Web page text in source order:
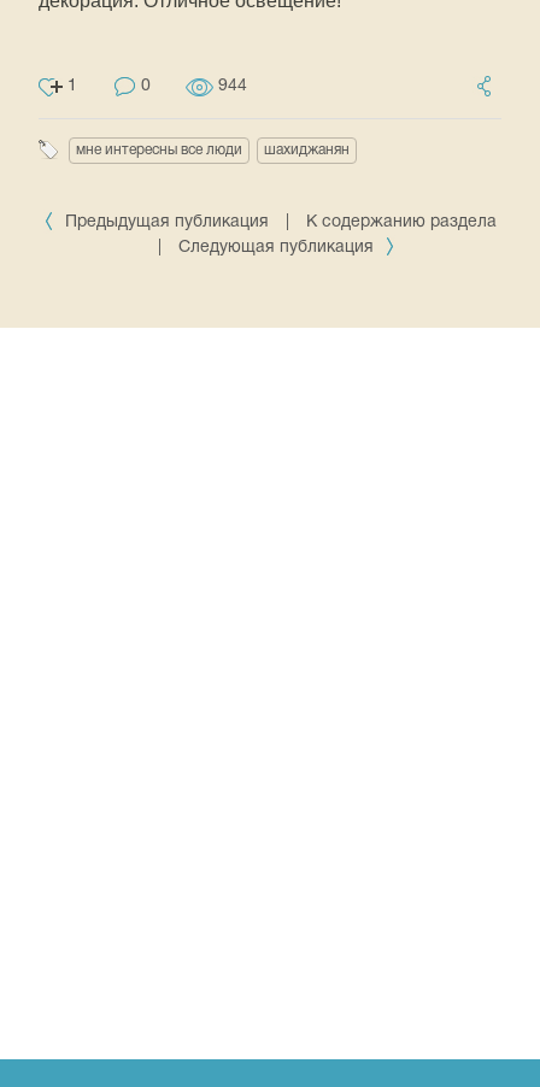
1 0 944
мне интересны все люди шахиджанян
Предыдущая публикация
К содержанию раздела
Следующая публикация